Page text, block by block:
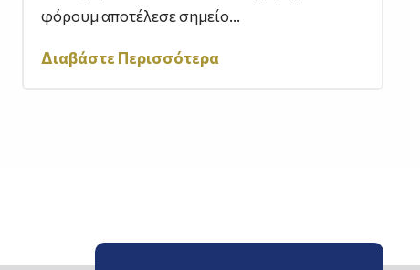
φόρουμ αποτέλεσε σημείο...
Διαβάστε Περισσότερα